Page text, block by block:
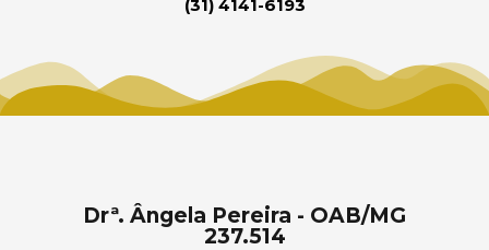
(31) 4141-6193
Drª. Ângela Pereira - OAB/MG
237.514